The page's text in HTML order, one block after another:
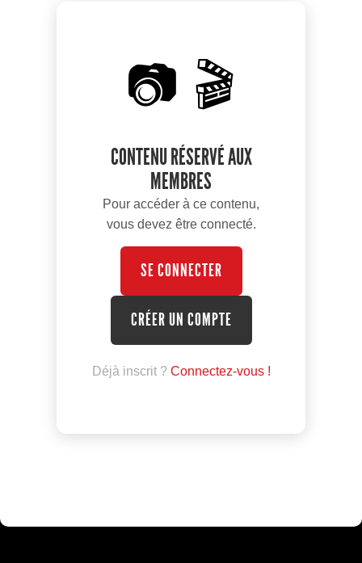
📷 🎬
CONTENU RÉSERVÉ AUX
MEMBRES
Pour accéder à ce contenu,
vous devez être connecté.
SE CONNECTER
CRÉER UN COMPTE
Déjà inscrit ? Connectez-vous !